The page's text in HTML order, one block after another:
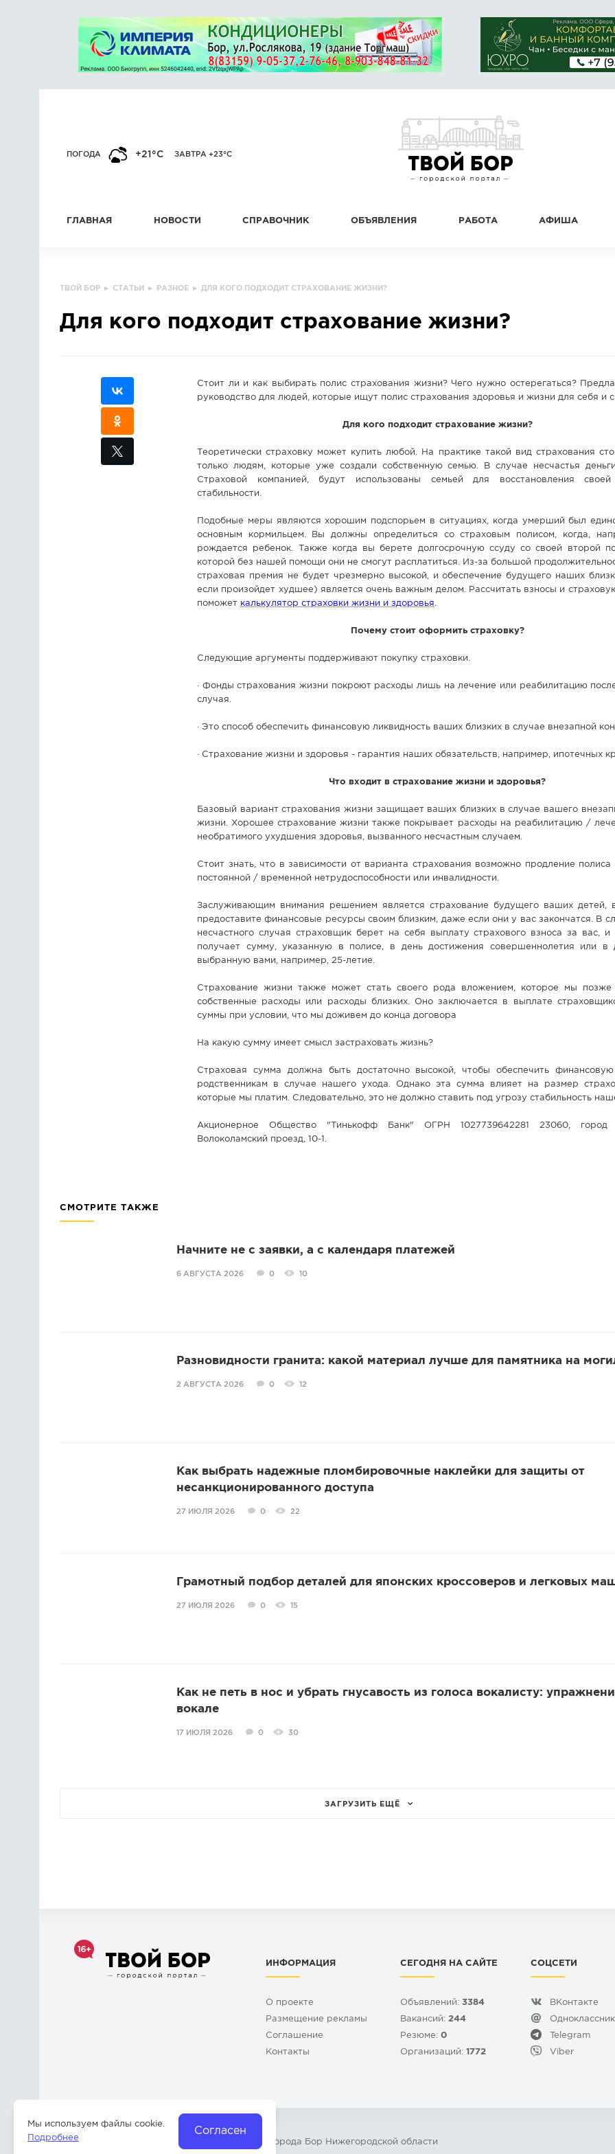
ПОГОДА +21°C ЗАВТРА +23°C
ГЛАВНАЯ НОВОСТИ СПРАВОЧНИК ОБЪЯВЛЕНИЯ РАБОТА АФИША
ТВОЙ БОР ▸ СТАТЬИ ▸ РАЗНОЕ ▸ ДЛЯ КОГО ПОДХОДИТ СТРАХОВАНИЕ ЖИЗНИ?
Для кого подходит страхование жизни?
Стоит ли и как выбирать полис страхования жизни? Чего нужно остерегаться?
руководство для людей, которые ищут полис страхования здоровья и жизни для себя и
Для кого подходит страхование жизни?
Теоретически страховку может купить любой. На практике такой вид страхования
только людям, которые уже создали собственную семью. В случае несчастья
Страховой компанией, будут использованы семьей для восстановления своей
стабильности.
Подобные меры являются хорошим подспорьем в ситуациях, когда умерший был
основным кормильцем. Вы должны определиться со страховым полисом, когда,
рождается ребенок. Также когда вы берете долгосрочную ссуду со своей второй
которой без нашей помощи они не смогут расплатиться. Из-за большой
страховая премия не будет чрезмерно высокой, и обеспечение будущего наших
если произойдет худшее) является очень важным делом. Рассчитать взносы и
поможет калькулятор страховки жизни и здоровья
Почему стоит оформить страховку?
Следующие аргументы поддерживают покупку страховки.
· Фонды страхования жизни покроют расходы лишь на лечение или реабилитацию
случая.
· Это способ обеспечить финансовую ликвидность ваших близких в случае внезапной
· Страхование жизни и здоровья - гарантия наших обязательств, например, ипотечных
Что входит в страхование жизни и здоровья?
Базовый вариант страхования жизни защищает ваших близких в случае вашего
жизни. Хорошее страхование жизни также покрывает расходы на реабилитацию /
необратимого ухудшения здоровья, вызванного несчастным случаем.
Стоит знать, что в зависимости от варианта страхования возможно продление
постоянной / временной нетрудоспособности или инвалидности.
Заслуживающим внимания решением является страхование будущего ваших детей,
предоставите финансовые ресурсы своим близким, даже если они у вас закончатся. В
несчастного случая страховщик берет на себя выплату страхового взноса за вас,
получает сумму, указанную в полисе, в день достижения совершеннолетия или в
выбранную вами, например, 25-летие.
Страхование жизни также может стать своего рода вложением, которое мы позже
собственные расходы или расходы близких. Оно заключается в выплате
суммы при условии, что мы доживем до конца договора
На какую сумму имеет смысл застраховать жизнь?
Страховая сумма должна быть достаточно высокой, чтобы обеспечить финансовую
родственникам в случае нашего ухода. Однако эта сумма влияет на размер
которые мы платим. Следовательно, это не должно ставить под угрозу стабильность
Акционерное Общество "Тинькофф Банк" ОГРН 1027739642281 23060, город
Волоколамский проезд, 10-1.
СМОТРИТЕ ТАКЖЕ
Начните не с заявки, а с календаря платежей
6 АВГУСТА 2026 0 10
Разновидности гранита: какой материал лучше для памятника на
2 АВГУСТА 2026 0 12
Как выбрать надежные пломбировочные наклейки для защиты от
несанкционированного доступа
27 ИЮЛЯ 2026 0 22
Грамотный подбор деталей для японских кроссоверов и легковых
27 ИЮЛЯ 2026 0 15
Как не петь в нос и убрать гнусавость из голоса вокалисту:
вокале
17 ИЮЛЯ 2026 0 30
ЗАГРУЗИТЬ ЕЩЁ
ИНФОРМАЦИЯ
О проекте
Размещение рекламы
Cоглашение
Контакты
СЕГОДНЯ НА САЙТЕ
Объявлений: 3384
Вакансий: 244
Резюме: 0
Организаций: 1772
СОЦСЕТИ
ВКонтакте
Telegram
Viber
© 2009-2026 « » – Главный портал города Бор Нижегородской области
Согласен
Мы используем файлы cookie.
Подробнее